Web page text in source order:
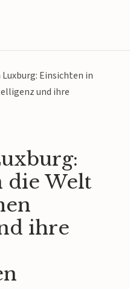
Einsichten in
und ihre
die Welt
ihre